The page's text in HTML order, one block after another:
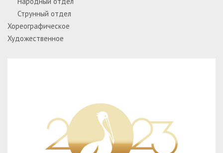
Струнный отдел
Хореографическое
Художественное